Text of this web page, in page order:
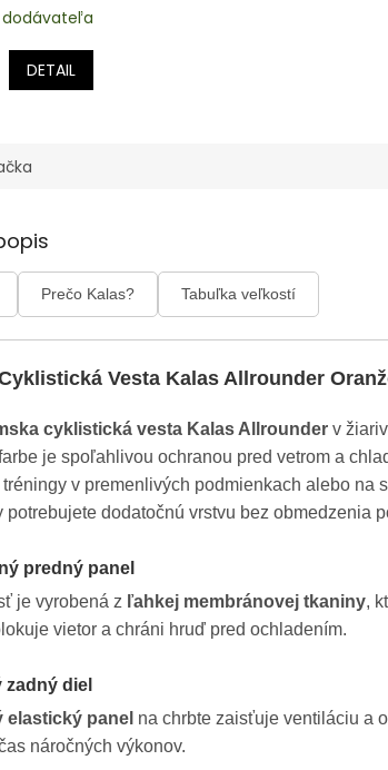
dodávateľa
DETAIL
Prečo Kalas? Tabuľka veľkostí
Vesta Kalas Allrounder
cyklistická vesta Kalas Allrounder v
je spoľahlivou ochranou pred vetrom a
tréningy v premenlivých podmienkach alebo na
potrebujete dodatočnú vrstvu bez obmedzenia
predný panel
je vyrobená z ľahkej membránovej tkaniny,
vietor a chráni hruď pred ochladením.
zadný diel
panel na chrbte zaisťuje ventiláciu a
náročných výkonov.